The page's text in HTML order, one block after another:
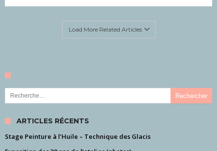
Load More Related Articles
Rechercher :
ARTICLES RÉCENTS
Stage Peinture à l’Huile – Technique des Glacis